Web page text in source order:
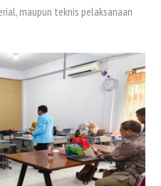
maupun teknis pelaksanaan